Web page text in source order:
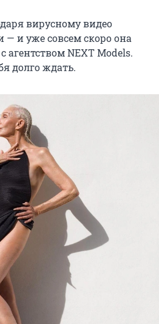
вирусному видео
и уже совсем скоро она
агентством NEXT Models.
долго ждать.